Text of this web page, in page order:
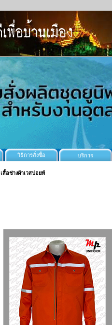
วิธีการสั่งซื้อ บริการ
เสื้อช่างผ้าเวสปอยท์